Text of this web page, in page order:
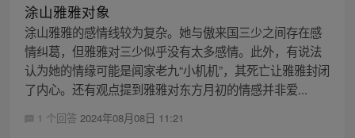
涂山雅雅对象
涂山雅雅的感情线较为复杂。她与傲来国三少之间存在感
情纠葛，但雅雅对三少似乎没有太多感情。此外，有说法
认为她的情缘可能是闻家老九“小机机”，其死亡让雅雅封闭
了内心。还有观点提到雅雅对东方月初的情感并非爱...
1 个回答 2024年08月08日 11:21